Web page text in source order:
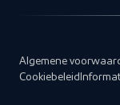
Algemene
Cookiebeleid